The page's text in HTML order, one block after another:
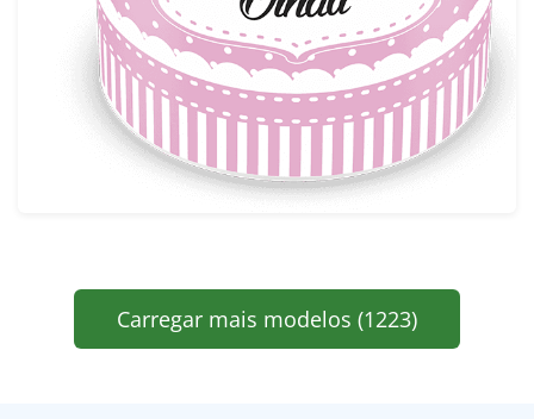
Carregar mais modelos (1223)